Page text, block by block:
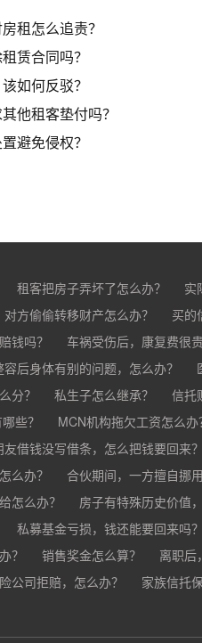
租怎么追责？
赁合同吗？
如何反驳？
他租客垫付吗？
避免侵权？
租客把房子弄坏了怎么办？
实
买房的定金能退吗？ 买的房子
对方偷偷转移财产怎么办？
买的
？
离婚后财产怎么分？
钱吗？
车祸受伤后，康复费很
赔偿能同时拿吗？
车祸导致人
容后身体有别的问题，怎么办？
果不符怎么办？
医疗事故怎么
？
分？ 私生子怎么继承？
信托
怎么继承？
些？
MCN机构拖欠工资怎么办
友借钱没写借条，怎么把钱要回来
，我要承担全部责任吗？
么办？
合伙期间，一方擅自挪
？
怎么办？
房子有特殊历史价值
私募基金亏损，钱还能要回来吗
？ 销售奖金怎么算？
离职后
权不发提成和奖金吗？
公司变
公司拒赔，怎么办？
家族信托